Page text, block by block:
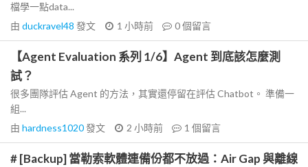
檔學一點data...
由 duckravel48 發文 1 小時前 0個留言
【Agent Evaluation 系列 1/6】Agent 到底該怎麼測
試？
很多團隊評估 Agent 的方法，其實還停留在評估 Chatbot。 準備一
組...
由 hardness1020發文 2 小時前 1 個留言
# [Backup] 當勒索軟體連備份都不放過：Air Gap 與離線